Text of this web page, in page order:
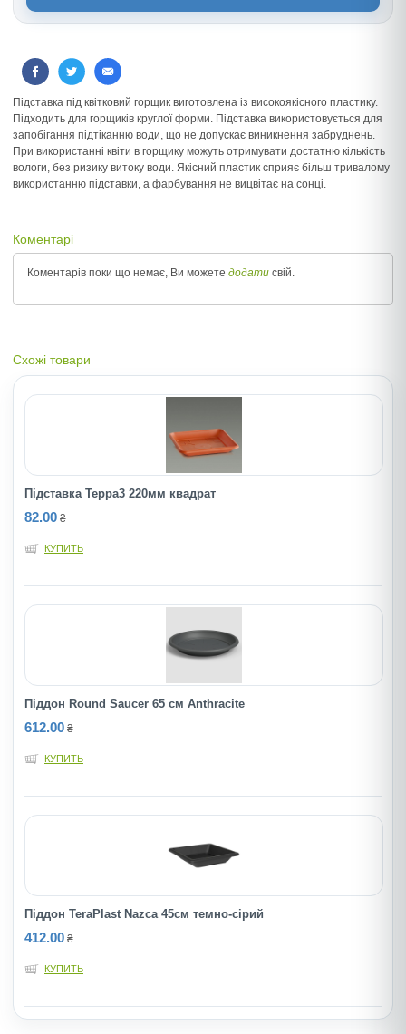
Підставка під квітковий горщик виготовлена із високоякісного пластику.
Підходить для горщиків круглої форми. Підставка використовується для
запобігання підтіканню води, що не допускає виникнення забруднень.
При використанні квіти в горщику можуть отримувати достатню кількість
вологи, без ризику витоку води. Якісний пластик сприяє більш тривалому
використанню підставки, а фарбування не вицвітає на сонці.
Коментарі
Коментарів поки що немає, Ви можете додати свій.
Схожі товари
Підставка Терра3 220мм квадрат
82.00 ₴
КУПИТЬ
Піддон Round Saucer 65 см Anthracite
612.00 ₴
КУПИТЬ
Піддон TeraPlast Nazca 45см темно-сірий
412.00 ₴
КУПИТЬ